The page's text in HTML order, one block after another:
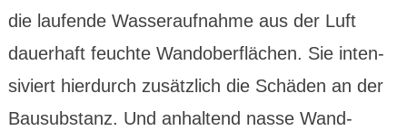
die laufende Wasser­auf­nahme aus der Luft
dauer­haft feuchte Wand­ober­flächen. Sie inten­
siviert hier­durch zusätz­lich die Schäden an der
Bausubs­tanz. Und anhal­tend nasse Wand­